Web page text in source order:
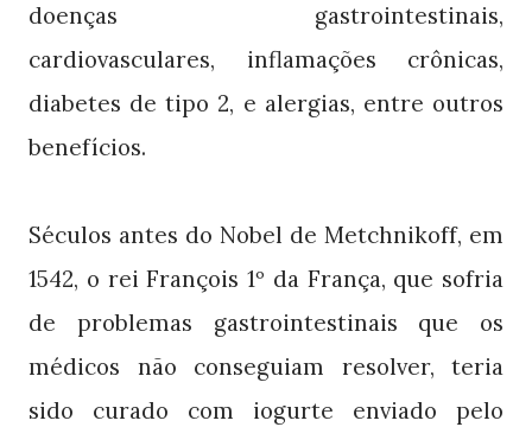
doenças gastrointestinais,
cardiovasculares, inflamações crônicas,
diabetes de tipo 2, e alergias, entre outros
benefícios.
Séculos antes do Nobel de Metchnikoff, em
1542, o rei François 1º da França, que sofria
de problemas gastrointestinais que os
médicos não conseguiam resolver, teria
sido curado com iogurte enviado pelo